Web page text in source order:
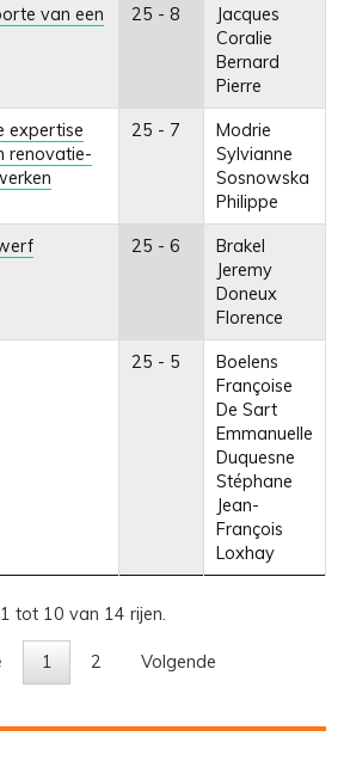
van een
25 - 8
Jacques
Coralie
Bernard
Pierre
expertise
renovatie-
25 - 7
Modrie
Sylvianne
Sosnowska
Philippe
25 - 6
Brakel
Jeremy
Doneux
Florence
25 - 5
Boelens
Françoise
De Sart
Emmanuelle
Duquesne
Stéphane
Jean-
François
Loxhay
1 tot 10 van 14 rijen.
1 2 Volgende